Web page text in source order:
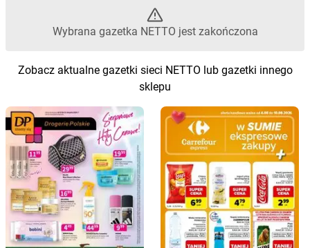
Wybrana gazetka NETTO jest zakończona
Zobacz aktualne gazetki sieci NETTO lub gazetki innego
sklepu